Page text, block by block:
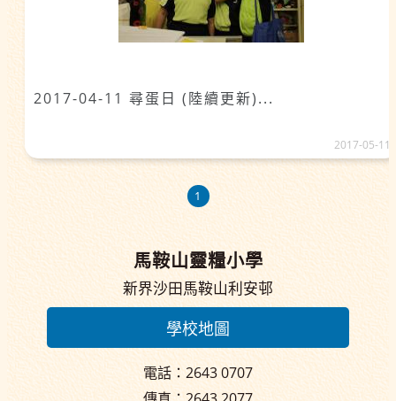
2017-04-11 尋蛋日 (陸續更新)...
2017-05-11
1
馬鞍山靈糧小學
新界沙田馬鞍山利安邨
學校地圖
電話：2643 0707